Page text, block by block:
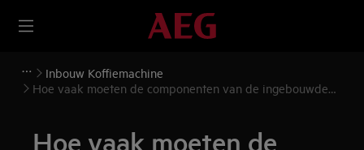
Inbouw Koffiemachine
Hoe vaak moeten de componenten van de ingebouwde
Hoe vaak moeten de